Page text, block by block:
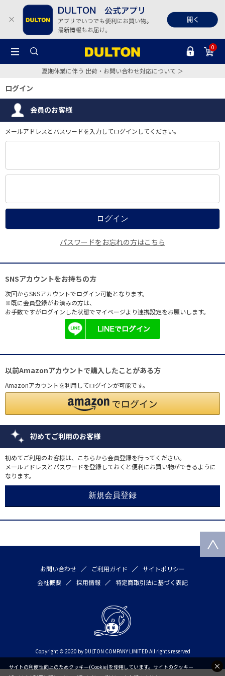
0
夏期休業に伴う 出荷・お問い合わせ対応について ＞
ログイン
会員のお客様
メールアドレスとパスワードを入力してログインしてください。
パスワードをお忘れの方はこちら
SNSアカウントをお持ちの方
次回からSNSアカウントでログイン可能となります。
※既に会員登録がお済みの方は、
お手数ですがログインした状態でマイページより連携設定をお願いします。
以前Amazonアカウントで購入したことがある方
Amazonアカウントを利用してログインが可能です。
初めてご利用のお客様
初めてご利用のお客様は、こちらから会員登録を行ってください。
メールアドレスとパスワードを登録しておくと便利にお買い物ができるように
なります。
お問い合わせ ご利用ガイド
サイトポリシー
会社概要
採用情報 特定商取引法に基づく表記
Copyright © 2020 by DULTON COMPANY LIMITED All rights reserved
サイトの利便性向上のためクッキー(Cookie)を使用しています。サイトのクッキー